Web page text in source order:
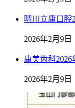
晴川立康口腔
2026年2月9日
康美齿科
2026年2月9日